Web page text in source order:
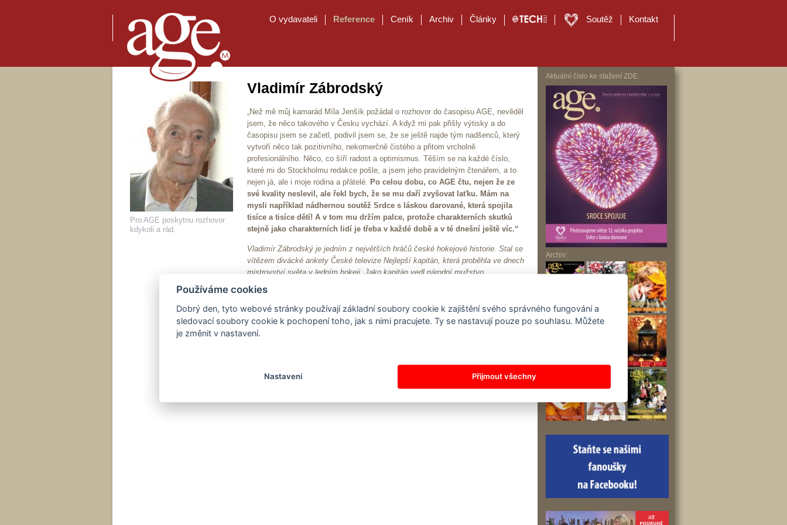
O vydavateli Reference Ceník Archiv Články Soutěž Kontakt
Pro AGE poskytnu rozhovor
kdykoli a rád.
Vladimír Zábrodský
„Než mě můj kamarád Míla Jenšík požádal o rozhovor do časopisu AGE, nevěděl
jsem, že něco takového v Česku vychází. A když mi pak přišly výtisky a do
časopisu jsem se začetl, podivil jsem se, že se ještě najde tým nadšenců, který
vytvoří něco tak pozitivního, nekomerčně čistého a přitom vrcholně
profesionálního. Něco, co šíří radost a optimismus. Těším se na každé číslo,
které mi do Stockholmu redakce pošle, a jsem jeho pravidelným čtenářem, a to
nejen já, ale i moje rodina a přátelé. Po celou dobu, co AGE čtu, nejen že ze
své kvality neslevil, ale řekl bych, že se mu daří zvyšovat laťku. Mám na
mysli například nádhernou soutěž Srdce s láskou darované, která spojila
tisíce a tisíce dětí! A v tom mu držím palce, protože charakterních skutků
stejně jako charakterních lidí je třeba v každé době a v té dnešní ještě víc.“
Vladimír Zábrodský je jedním z největších hráčů české hokejové historie. Stal se
vítězem divácké ankety České televize Nejlepší kapitán, která proběhla ve dnech
mistrovství světa v ledním hokeji. Jako kapitán vedl národní mužstvo
v závěrečných dnech MS 1947 v Praze, na ZOH a MS 1948 ve Svatém Mořici a
na MS 1949 ve Stockholmu, kde byl i jeho hrajícím koučem. Reprezentace pod
jeho vedením vybojovala své první dva tituly mistrů světa, olympijské stříbro a tři
evropská prvenství. Už padesát let žije s rodinou ve Švédsku, ale do rodné země
se stále rád vrací.
Aktuální číslo ke stažení ZDE:
Archiv:
Používáme cookies
Dobrý den, tyto webové stránky používají základní soubory cookie k zajištění svého správného fungování a
sledovací soubory cookie k pochopení toho, jak s nimi pracujete. Ty se nastavují pouze po souhlasu. Můžete
je změnit v nastavení.
Nastavení Přijmout všechny